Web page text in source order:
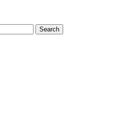
Search